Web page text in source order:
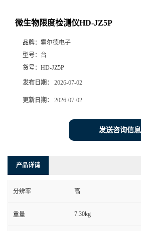
微生物限度检测仪HD-JZ5P
品牌： 霍尔德电子
型号： 台
货号： HD-JZ5P
发布日期： 2026-07-02
更新日期： 2026-07-02
发送咨询信息
产品详请
分辨率 高
重量 7.30kg